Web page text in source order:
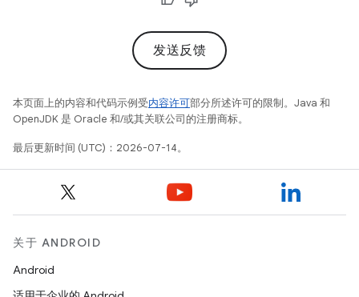
发送反馈
本页面上的内容和代码示例受内容许可部分所述许可的限制。Java 和
OpenJDK 是 Oracle 和/或其关联公司的注册商标。
最后更新时间 (UTC)：2026-07-14。
关于 ANDROID
Android